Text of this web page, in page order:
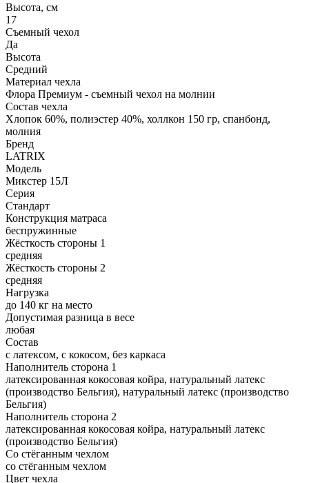
Высота, см
17
Съемный чехол
Да
Высота
Средний
Материал чехла
Флора Премиум - съемный чехол на молнии
Состав чехла
Хлопок 60%, полиэстер 40%, холлкон 150 гр, спанбонд,
молния
Бренд
LATRIX
Модель
Микстер 15Л
Серия
Стандарт
Конструкция матраса
беспружинные
Жёсткость стороны 1
средняя
Жёсткость стороны 2
средняя
Нагрузка
до 140 кг на место
Допустимая разница в весе
любая
Состав
с латексом, с кокосом, без каркаса
Наполнитель сторона 1
латексированная кокосовая койра, натуральный латекс
(производство Бельгия), натуральный латекс (производство
Бельгия)
Наполнитель сторона 2
латексированная кокосовая койра, натуральный латекс
(производство Бельгия)
Со стёганным чехлом
со стёганным чехлом
Цвет чехла